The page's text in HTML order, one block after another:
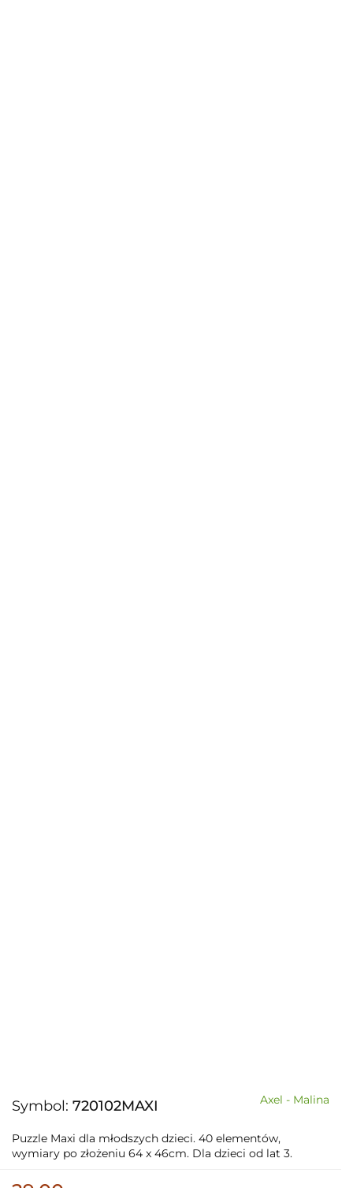
Symbol: 720102MAXI Axel - Malina
Puzzle Maxi dla młodszych dzieci. 40 elementów,
wymiary po złożeniu 64 x 46cm. Dla dzieci od lat 3.